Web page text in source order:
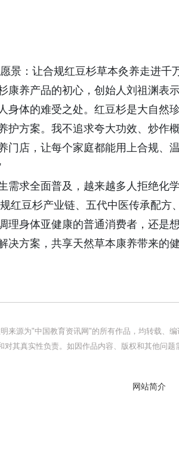
景：让合规红豆杉草本灸养走进千
康养产品的初心，创始人刘祖渊表
身体的难受之处。红豆杉是大自然
护方案。我不追求夸大功效、炒作
门店，让每个家庭都能用上合规、
需求全面普及，越来越多人拒绝化
红豆杉产业链、五代中医传承配
理身体亚健康的普通消费者，还是
决方案，共享天然草本康养带来的
明来源为"中国教育资讯网"的所有作品，均转载、
对其真实性负责。如因作品内容、版权和其他问
网站简介